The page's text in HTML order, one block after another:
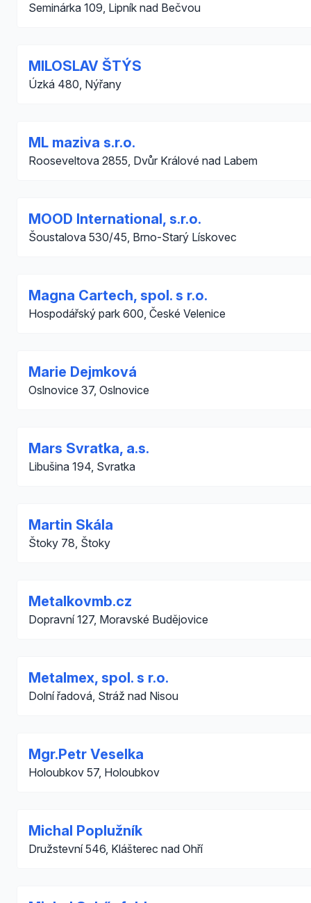
Seminárka 109, Lipník nad Bečvou
MILOSLAV ŠTÝS
Úzká 480, Nýřany
ML maziva s.r.o.
Rooseveltova 2855, Dvůr Králové nad Labem
MOOD International, s.r.o.
Šoustalova 530/45, Brno-Starý Lískovec
Magna Cartech, spol. s r.o.
Hospodářský park 600, České Velenice
Marie Dejmková
Oslnovice 37, Oslnovice
Mars Svratka, a.s.
Libušina 194, Svratka
Martin Skála
Štoky 78, Štoky
Metalkovmb.cz
Dopravní 127, Moravské Budějovice
Metalmex, spol. s r.o.
Dolní řadová, Stráž nad Nisou
Mgr.Petr Veselka
Holoubkov 57, Holoubkov
Michal Poplužník
Družstevní 546, Klášterec nad Ohří